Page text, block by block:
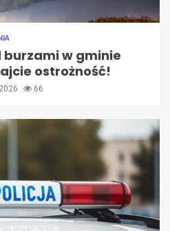
burzami w gminie
ostrożność!
66